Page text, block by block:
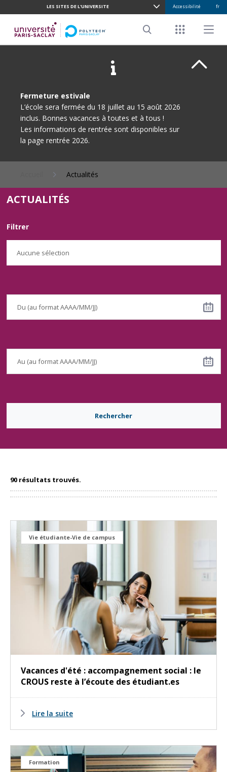
CONTENU
PRINCIPAL
LES SITES DE L'UNIVERSITE Accessibilité fr
Menu Menu
Fermeture estivale
L’école sera fermée du 18 juillet au 15 août 2026
inclus. Bonnes vacances à toutes et à tous !
Les informations de rentrée sont disponibles sur
la page rentrée 2026.
Actualités
ACTUALITÉS
Filtrer
Aucune sélection
Rechercher
90 résultats trouvés.
Vie étudiante-Vie de campus
Vacances d'été : accompagnement social : le
CROUS reste à l’écoute des étudiant.es
Lire la suite
Formation